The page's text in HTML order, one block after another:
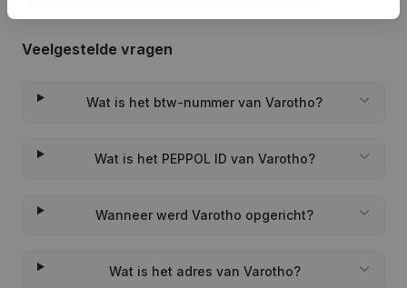
Veelgestelde vragen
Wat is het btw-nummer van Varotho?
Wat is het PEPPOL ID van Varotho?
Wanneer werd Varotho opgericht?
Wat is het adres van Varotho?